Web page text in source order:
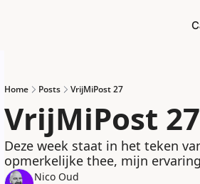
Home Posts VrijMiPost 27
VrijMiPost 27
Deze week staat in het teken
opmerkelijke thee, mijn
Nico Oud